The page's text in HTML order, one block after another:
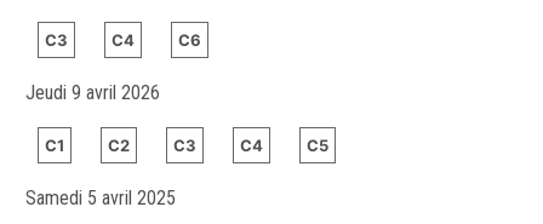
C3 C4 C6
Jeudi 9 avril 2026
C1 C2 C3 C4 C5
Samedi 5 avril 2025